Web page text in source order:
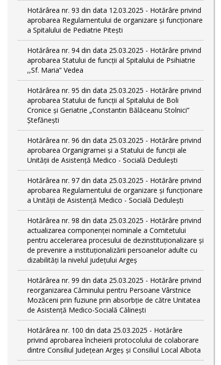
Hotărârea nr. 93 din data 12.03.2025 - Hotărâre privind
aprobarea Regulamentului de organizare și funcționare
a Spitalului de Pediatrie Pitești
Hotărârea nr. 94 din data 25.03.2025 - Hotărâre privind
aprobarea Statului de funcţii al Spitalului de Psihiatrie
,,Sf. Maria” Vedea
Hotărârea nr. 95 din data 25.03.2025 - Hotărâre privind
aprobarea Statului de funcţii al Spitalului de Boli
Cronice și Geriatrie „Constantin Bălăceanu Stolnici”
Ștefănești
Hotărârea nr. 96 din data 25.03.2025 - Hotărâre privind
aprobarea Organigramei și a Statului de funcții ale
Unității de Asistență Medico - Socială Dedulești
Hotărârea nr. 97 din data 25.03.2025 - Hotărâre privind
aprobarea Regulamentului de organizare și funcționare
a Unității de Asistență Medico - Socială Dedulești
Hotărârea nr. 98 din data 25.03.2025 - Hotărâre privind
actualizarea componenței nominale a Comitetului
pentru accelerarea procesului de dezinstituționalizare şi
de prevenire a instituționalizării persoanelor adulte cu
dizabilități la nivelul județului Argeș
Hotărârea nr. 99 din data 25.03.2025 - Hotărâre privind
reorganizarea Căminului pentru Persoane Vârstnice
Mozăceni prin fuziune prin absorbție de către Unitatea
de Asistență Medico-Socială Călinești
Hotărârea nr. 100 din data 25.03.2025 - Hotărâre
privind aprobarea încheierii protocolului de colaborare
dintre Consiliul Județean Argeș și Consiliul Local Albota